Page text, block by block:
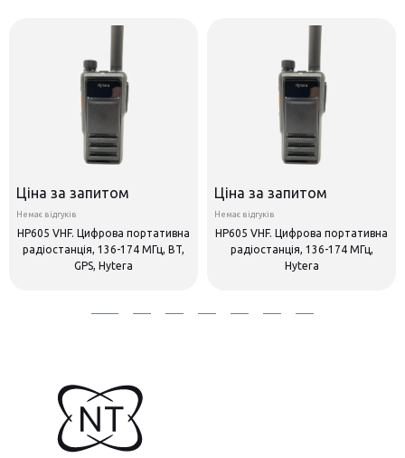
HP605 VHF. Цифрова портативна
радіостанція, 136-174 МГц, BT,
GPS, Hytera
Немає відгуків
Ціна за запитом
HP605 VHF. Цифрова портативна
радіостанція, 136-174 МГц,
Hytera
Немає відгуків
Ціна за запитом